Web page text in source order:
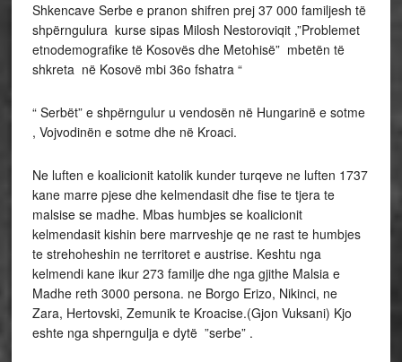
Shkencave Serbe e pranon shifren prej 37 000 familjesh të
shpërngulura kurse sipas Milosh Nestoroviqit ,”Problemet
etnodemografike të Kosovës dhe Metohisë” mbetën të
shkreta në Kosovë mbi 36o fshatra “
“ Serbët” e shpërngulur u vendosën në Hungarinë e sotme
, Vojvodinën e sotme dhe në Kroaci.
Ne luften e koalicionit katolik kunder turqeve ne luften 1737
kane marre pjese dhe kelmendasit dhe fise te tjera te
malsise se madhe. Mbas humbjes se koalicionit
kelmendasit kishin bere marrveshje qe ne rast te humbjes
te strehoheshin ne territoret e austrise. Keshtu nga
kelmendi kane ikur 273 familje dhe nga gjithe Malsia e
Madhe reth 3000 persona. ne Borgo Erizo, Nikinci, ne
Zara, Hertovski, Zemunik te Kroacise.(Gjon Vuksani) Kjo
eshte nga shperngulja e dytë ”serbe” .